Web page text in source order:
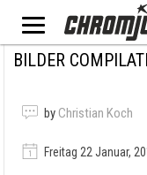
BILDER
by Christian Koch
Freitag 22 Januar,